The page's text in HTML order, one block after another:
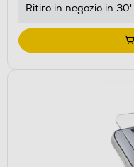
Ritiro in negozio in